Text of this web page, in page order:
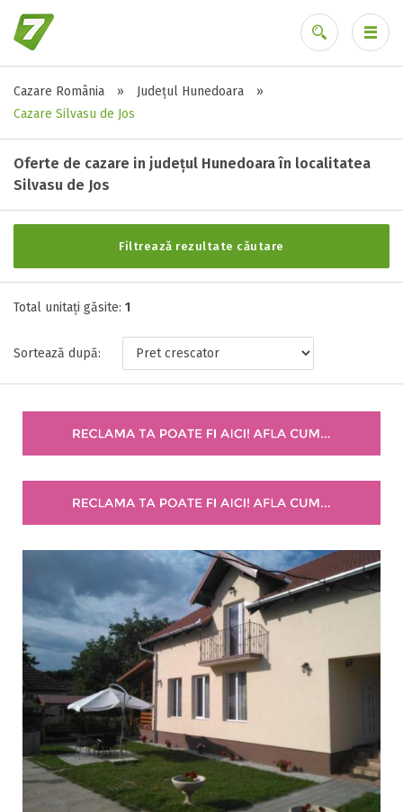
Cazare România » Județul Hunedoara
»
Cazare Silvasu de Jos
Oferte de cazare in județul Hunedoara în localitatea
Silvasu de Jos
Filtrează rezultate căutare
Alte tipuri de unități
Pensiune ( 1 )
Stele / margarete
1 stea / margareta
2 stele / margarete
3 stele / margarete
4 stele / margarete
5 stele / margarete
Selecteaza pretul
Internet wireless
Parcare
Plata cu cardul
Restaurant
All inclusive
Pensiune completa
Demipensiune
Mic dejun
Accepta animale
Total unitați găsite: 1
Sortează după: